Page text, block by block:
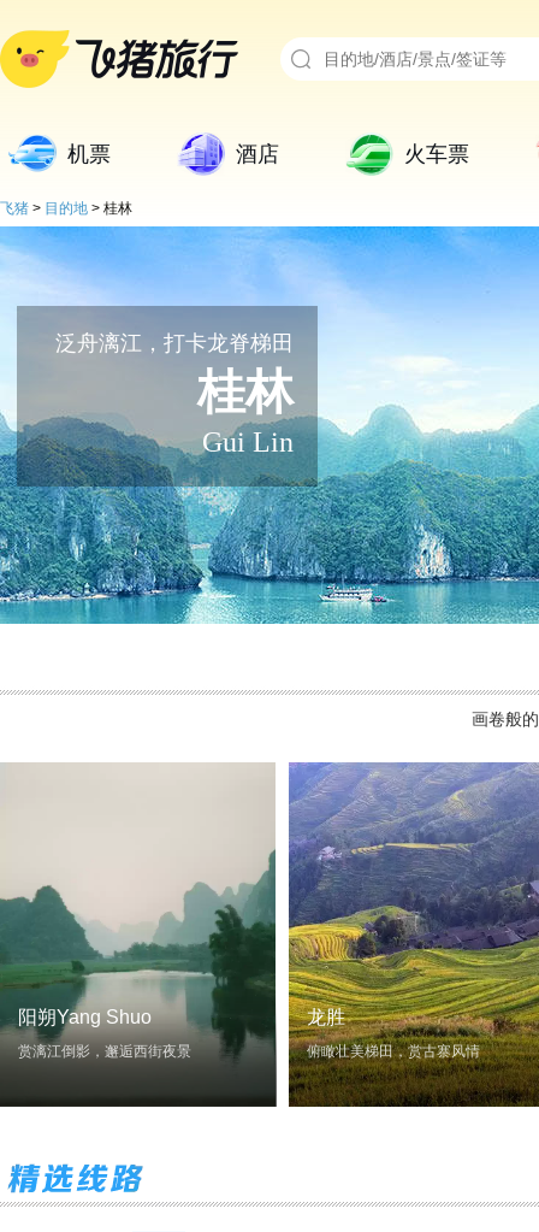
机票 酒店 火车票
飞猪 > 目的地 > 桂林
泛舟漓江，打卡龙脊梯田
桂林
Gui Lin
画卷般
阳朔Yang Shuo
赏漓江倒影，邂逅西街夜景
龙胜
俯瞰壮美梯田，赏古寨风情